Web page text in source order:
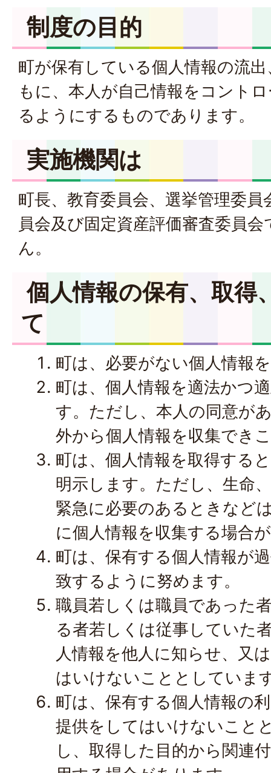
制度の目的
町が保有している個人情報の流
もに、本人が自己情報をコント
るようにするものであります。
実施機関は
町長、教育委員会、選挙管理委員
員会及び固定資産評価審査委員
ん。
個人情報の保有、取得
て
町は、必要がない個人情報
町は、個人情報を適法かつ
す。ただし、本人の同意が
外から個人情報を収集でき
町は、個人情報を取得する
明示します。ただし、生命
緊急に必要のあるときなど
に個人情報を収集する場合
町は、保有する個人情報が
致するように努めます。
職員若しくは職員であった
る者若しくは従事していた
人情報を他人に知らせ、又
はいけないこととしていま
町は、保有する個人情報の
提供をしてはいけないこと
し、取得した目的から関連